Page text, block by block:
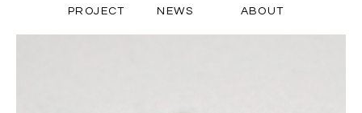
PROJECT
NEWS ABOUT